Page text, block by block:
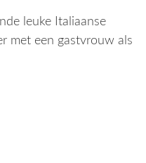
leuke Italiaanse
met een gastvrouw als